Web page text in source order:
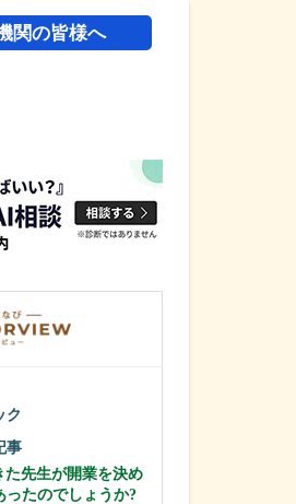
関の皆様へ
ク
事
先生が開業を決め
ったのでしょうか?